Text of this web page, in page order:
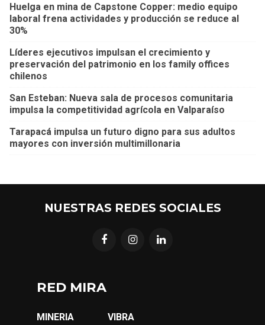
Huelga en mina de Capstone Copper: medio equipo
laboral frena actividades y producción se reduce al
30%
Líderes ejecutivos impulsan el crecimiento y
preservación del patrimonio en los family offices
chilenos
San Esteban: Nueva sala de procesos comunitaria
impulsa la competitividad agrícola en Valparaíso
Tarapacá impulsa un futuro digno para sus adultos
mayores con inversión multimillonaria
NUESTRAS REDES SOCIALES
RED MIRA
MINERIA VIBRA